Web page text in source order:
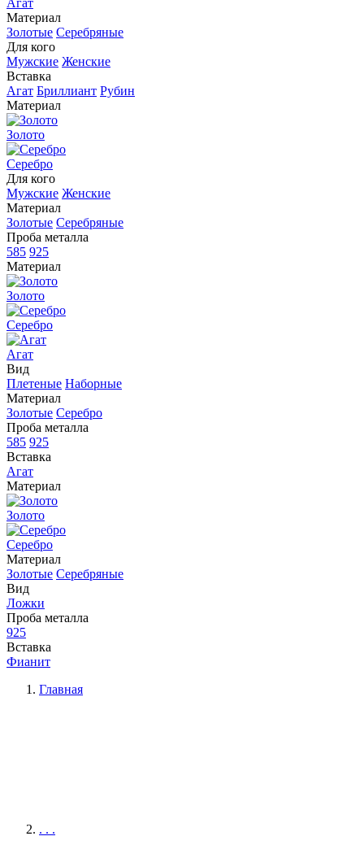
Агат
Материал
Золотые Серебряные
Для кого
Мужские Женские
Вставка
Агат Бриллиант Рубин
Материал
Золото
Серебро
Для кого
Мужские Женские
Материал
Золотые Серебряные
Проба металла
585 925
Материал
Золото
Серебро
Агат
Вид
Плетеные Наборные
Материал
Золотые Серебро
Проба металла
585 925
Вставка
Агат
Материал
Золото
Серебро
Материал
Золотые Серебряные
Вид
Ложки
Проба металла
925
Вставка
Фианит
Главная
. . .